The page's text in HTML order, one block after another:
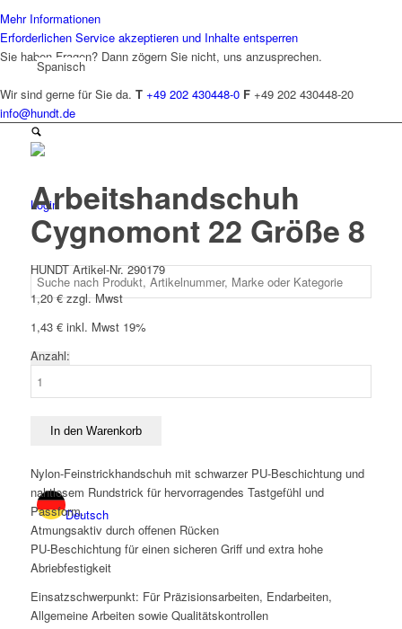
Spanisch
Login
Deutsch
Mehr Informationen
Erforderlichen Service akzeptieren und Inhalte entsperren
Sie haben Fragen? Dann zögern Sie nicht, uns anzusprechen.
Wir sind gerne für Sie da. T +49 202 430448-0 F +49 202 430448-20
info@hundt.de
Arbeitshandschuh
Cygnomont 22 Größe 8
HUNDT Artikel-Nr. 290179
1,20€zzgl. Mwst
1,43 €inkl. Mwst 19%
Anzahl:
Größe
Menge
In den Warenkorb
Nylon-Feinstrickhandschuh mit schwarzer PU-Beschichtung und
nahtlosem Rundstrick für hervorragendes Tastgefühl und
Passform.
Atmungsaktiv durch offenen Rücken
PU-Beschichtung für einen sicheren Griff und extra hohe
Abriebfestigkeit
Einsatzschwerpunkt: Für Präzisionsarbeiten, Endarbeiten,
Allgemeine Arbeiten sowie Qualitätskontrollen